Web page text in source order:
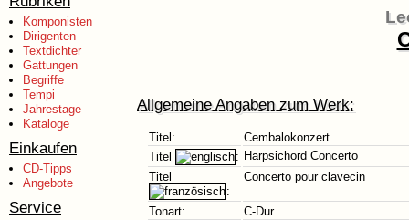
Komponisten
Dirigenten
Textdichter
Gattungen
Begriffe
Tempi
Jahrestage
Kataloge
Einkaufen
CD-Tipps
Angebote
Service
Allgemeine Angaben zum Werk:
Titel:
Cembalokonzert
Titel
: Harpsichord Concerto
Titel
:
Concerto pour clavecin
Tonart:
C-Dur